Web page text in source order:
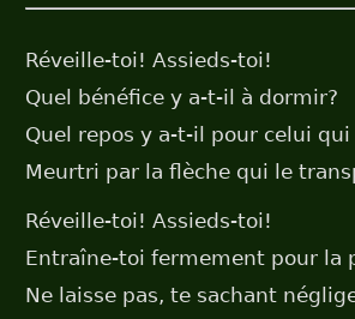
Réveille-toi! Assieds-toi!
Quel bénéfice y a-t-il à dormir?
Quel repos y a-t-il pour celui qui
Meurtri par la flèche qui le
Réveille-toi! Assieds-toi!
Entraîne-toi fermement pour la
Ne laisse pas, te sachant